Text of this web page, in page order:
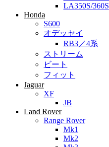
LA350S/360S
Honda
S600
オデッセイ
RB3／4系
ストリーム
ビート
フィット
Jaguar
XF
JB
Land Rover
Range Rover
Mk1
Mk2